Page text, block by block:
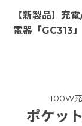
【新製品】充
電器「GC313」
100W
ポケッ